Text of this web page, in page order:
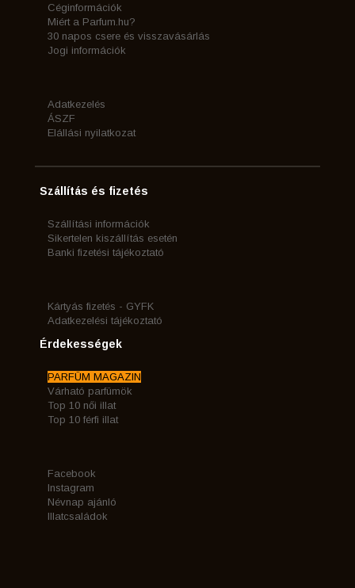
Céginformációk
Miért a Parfum.hu?
30 napos csere és visszavásárlás
Jogi információk
Adatkezelés
ÁSZF
Elállási nyilatkozat
Szállítás és fizetés
Szállítási információk
Sikertelen kiszállítás esetén
Banki fizetési tájékoztató
Kártyás fizetés - GYFK
Adatkezelési tájékoztató
Érdekességek
PARFÜM MAGAZIN
Várható parfümök
Top 10 női illat
Top 10 férfi illat
Facebook
Instagram
Névnap ajánló
Illatcsaládok